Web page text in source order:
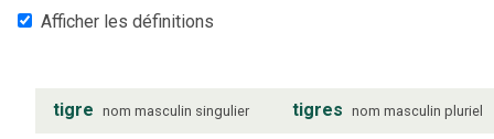
Afficher les définitions
tigre nom masculin singulier tigres nom masculin pluriel